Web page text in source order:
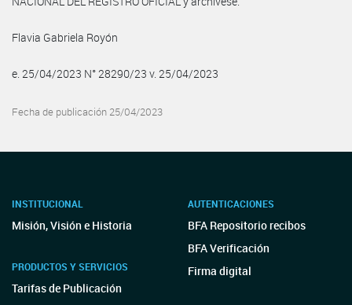
Flavia Gabriela Royón
e. 25/04/2023 N° 28290/23 v. 25/04/2023
Fecha de publicación 25/04/2023
INSTITUCIONAL
Misión, Visión e Historia
PRODUCTOS Y SERVICIOS
Tarifas de Publicación
AUTENTICACIONES
BFA Repositorio recibos
BFA Verificación
Firma digital